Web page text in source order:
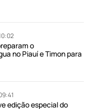
o
no Piauí e Timon para
edição especial do